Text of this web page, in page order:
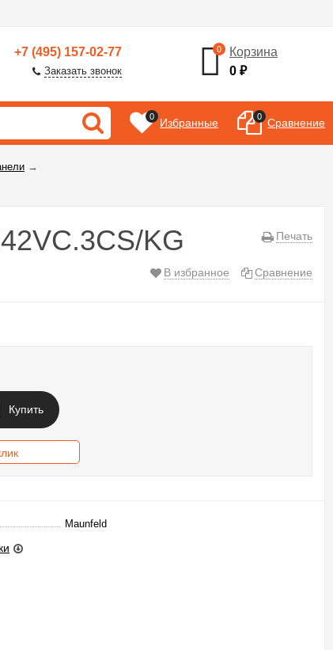
+7 (495) 157-02-77
Заказать звонок
0
Корзина
0₽
0 Избранные 0 Сравнение
→
Печать
KG
В избранное Сравнение
Купить
Maunfeld